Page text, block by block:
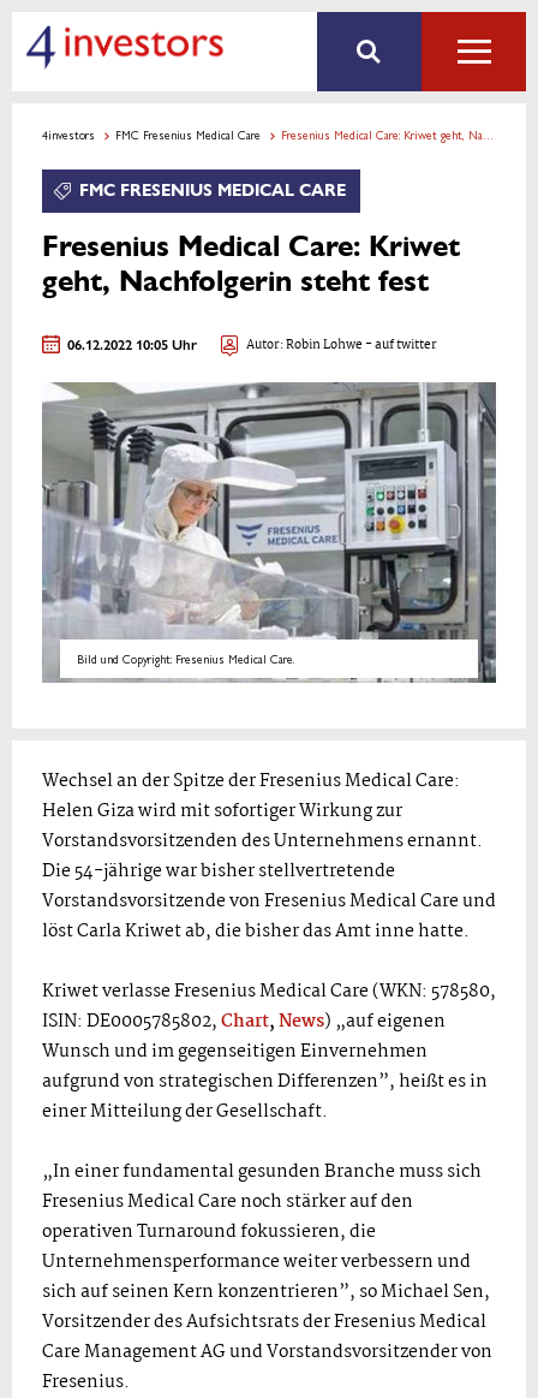
4investors FMC Fresenius Medical Care Fresenius Medical Care: Kriwet geht, Nachfolgerin steht fest
FMC FRESENIUS MEDICAL CARE
Fresenius Medical Care: Kriwet
geht, Nachfolgerin steht fest
06.12.2022 10:05 Uhr Autor:Robin Lohwe- auf twitter
Bild und Copyright: Fresenius Medical Care.
Wechsel an der Spitze der Fresenius Medical Care:
Helen Giza wird mit sofortiger Wirkung zur
Vorstandsvorsitzenden des Unternehmens ernannt.
Die 54-jährige war bisher stellvertretende
Vorstandsvorsitzende von Fresenius Medical Care und
löst Carla Kriwet ab, die bisher das Amt inne hatte.
Kriwet verlasse Fresenius Medical Care (WKN: 578580,
ISIN: DE0005785802,Chart,News) „auf eigenen
Wunsch und im gegenseitigen Einvernehmen
aufgrund von strategischen Differenzen”, heißt es in
einer Mitteilung der Gesellschaft.
„In einer fundamental gesunden Branche muss sich
Fresenius Medical Care noch stärker auf den
operativen Turnaround fokussieren, die
Unternehmensperformance weiter verbessern und
sich auf seinen Kern konzentrieren”, so Michael Sen,
Vorsitzender des Aufsichtsrats der Fresenius Medical
Care Management AG und Vorstandsvorsitzender von
Fresenius.